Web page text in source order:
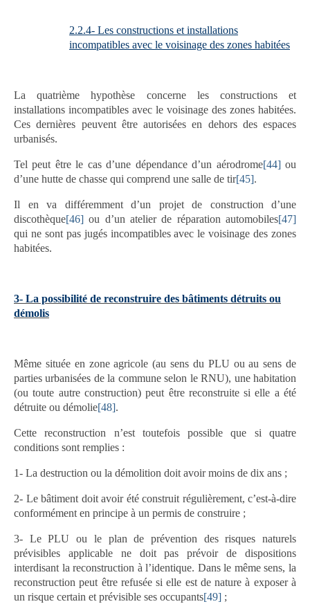
2.2.4- Les constructions et installations
incompatibles avec le voisinage des zones habitées
La quatrième hypothèse concerne les constructions et
installations incompatibles avec le voisinage des zones habitées.
Ces dernières peuvent être autorisées en dehors des espaces
urbanisés.
Tel peut être le cas d’une dépendance d’un aérodrome[44]ou
d’une hutte de chasse qui comprend une salle de tir[45].
Il en va différemment d’un projet de construction d’une
discothèque[46] ou d’un atelier de réparation automobiles[47]
qui ne sont pas jugés incompatibles avec le voisinage des zones
habitées.
3- La possibilité de reconstruire des bâtiments détruits ou
démolis
Même située en zone agricole (au sens du PLU ou au sens de
parties urbanisées de la commune selon le RNU), une habitation
(ou toute autre construction) peut être reconstruite si elle a été
détruite ou démolie[48].
Cette reconstruction n’est toutefois possible que si quatre
conditions sont remplies :
1- La destruction ou la démolition doit avoir moins de dix ans ;
2- Le bâtiment doit avoir été construit régulièrement, c’est-à-dire
conformément en principe à un permis de construire ;
3- Le PLU ou le plan de prévention des risques naturels
prévisibles applicable ne doit pas prévoir de dispositions
interdisant la reconstruction à l’identique. Dans le même sens, la
reconstruction peut être refusée si elle est de nature à exposer à
un risque certain et prévisible ses occupants[49] ;